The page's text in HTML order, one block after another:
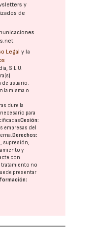
y
de
Legal y la
S.L.U.
de usuario.
la misma o
dure la
para
Cesión:
empresas del
Derechos:
supresión,
y
con
tratamiento no
presentar